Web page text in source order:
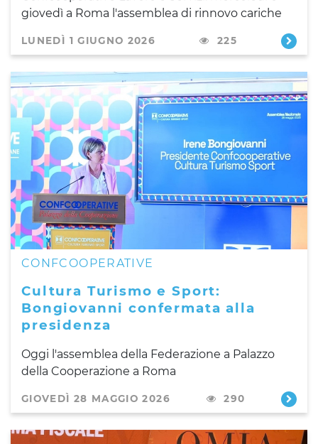
giovedì a Roma l'assemblea di rinnovo cariche
LUNEDÌ 1 GIUGNO 2026 225
CONFCOOPERATIVE
Cultura Turismo e Sport:
Bongiovanni confermata alla
presidenza
Oggi l'assemblea della Federazione a Palazzo
della Cooperazione a Roma
GIOVEDÌ 28 MAGGIO 2026 290